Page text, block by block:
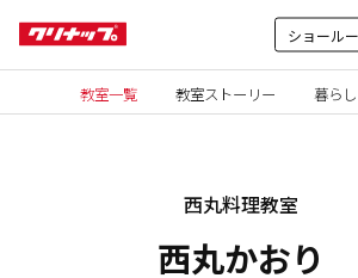
ショール
教室一覧 教室ストーリー 暮ら
西丸料理教室
西丸かおり